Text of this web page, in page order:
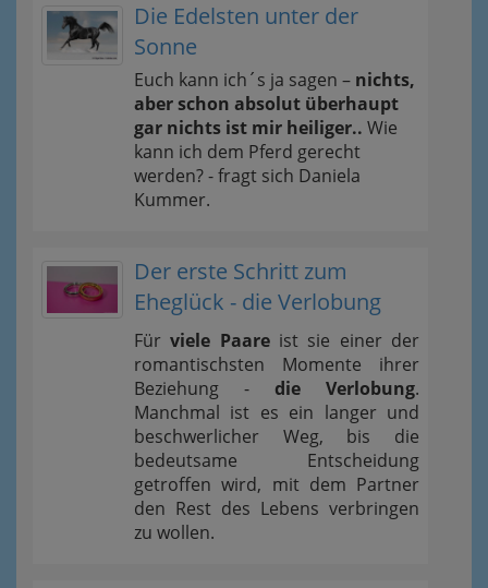
Die Edelsten unter der
Sonne
Euch kann ich´s ja sagen – nichts,
aber schon absolut überhaupt
gar nichts ist mir heiliger.. Wie
kann ich dem Pferd gerecht
werden? - fragt sich Daniela
Kummer.
Der erste Schritt zum
Eheglück - die Verlobung
Fürviele Paareist sie einer der
romantischsten Momente ihrer
Beziehung - die Verlobung.
Manchmal ist es ein langer und
beschwerlicher Weg, bis die
bedeutsame Entscheidung
getroffen wird, mit dem Partner
den Rest des Lebens verbringen
zu wollen.